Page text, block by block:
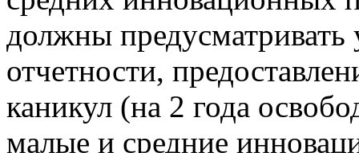
должны предусматривать
отчетности,
каникул (на 2 года
малые и средние